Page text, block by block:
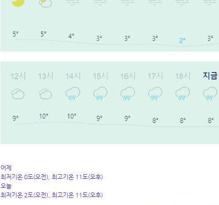
어제
최저기온 0도(오전), 최고기온 11도(오후)
오늘
최저기온 2도(오전), 최고기온 11도(오후)